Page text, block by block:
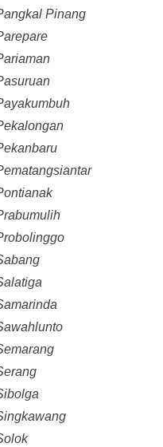
Pinang